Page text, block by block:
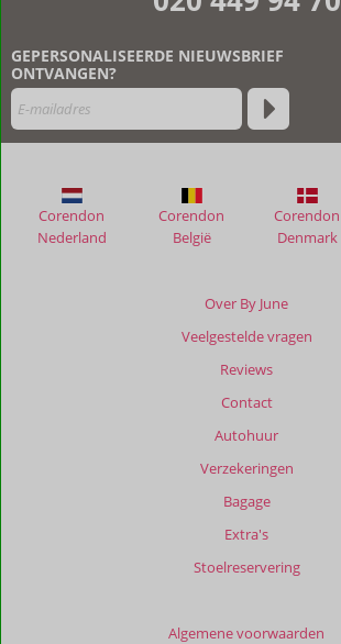
GEPERSONALISEERDE NIEUWSBRIEF
ONTVANGEN?
Over By June
Veelgestelde vragen
Reviews
Contact
Autohuur
Verzekeringen
Bagage
Extra's
Stoelreservering
Algemene voorwaarden
Corendon
Nederland
Corendon
België
Corendon
Denmark